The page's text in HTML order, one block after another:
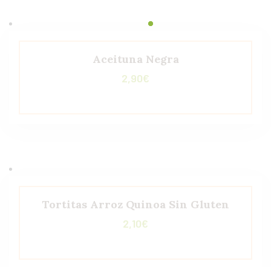
Aceituna Negra
2,90€
Tortitas Arroz Quinoa Sin Gluten
2,10€